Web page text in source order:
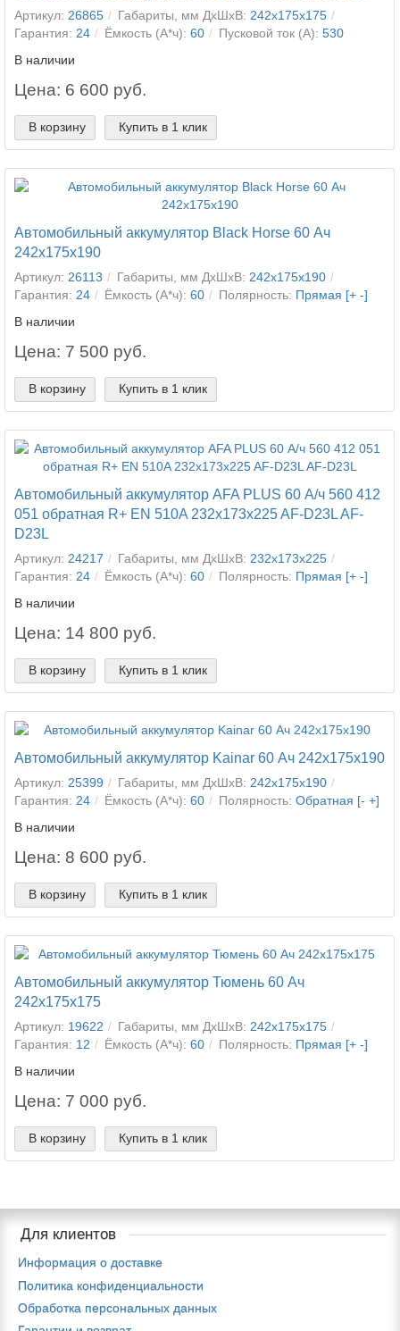
Артикул: 26865 Габариты, мм ДхШхВ: 242x175x175
Гарантия: 24 Ёмкость (А*ч): 60 Пусковой ток (А): 530
В наличии
Цена: 6 600 руб.
В корзину Купить в 1 клик
Автомобильный аккумулятор Black Horse 60 Ач
242x175x190
Артикул: 26113 Габариты, мм ДхШхВ: 242x175x190
Гарантия: 24 Ёмкость (А*ч): 60 Полярность: Прямая [+ -]
В наличии
Цена: 7 500 руб.
В корзину Купить в 1 клик
Автомобильный аккумулятор AFA PLUS 60 А/ч 560 412
051 обратная R+ EN 510A 232x173x225 AF-D23L AF-
D23L
Артикул: 24217 Габариты, мм ДхШхВ: 232x173x225
Гарантия: 24 Ёмкость (А*ч): 60 Полярность: Прямая [+ -]
В наличии
Цена: 14 800 руб.
В корзину Купить в 1 клик
Автомобильный аккумулятор Kainar 60 Ач 242x175x190
Артикул: 25399 Габариты, мм ДхШхВ: 242x175x190
Гарантия: 24 Ёмкость (А*ч): 60 Полярность: Обратная [- +]
В наличии
Цена: 8 600 руб.
В корзину Купить в 1 клик
Автомобильный аккумулятор Тюмень 60 Ач
242x175x175
Артикул: 19622 Габариты, мм ДхШхВ: 242x175x175
Гарантия: 12 Ёмкость (А*ч): 60 Полярность: Прямая [+ -]
В наличии
Цена: 7 000 руб.
В корзину Купить в 1 клик
Для клиентов
Информация о доставке
Политика конфиденциальности
Обработка персональных данных